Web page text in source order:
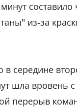
составило
из-за
в середине
шла вровень
перерыв